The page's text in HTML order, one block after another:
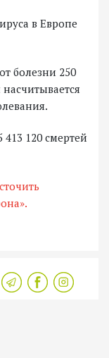
в Европе
болезни 250
120 смертей